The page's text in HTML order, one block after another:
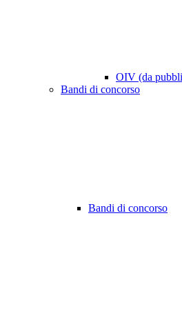
OIV (da
Bandi di concorso
Bandi di concorso